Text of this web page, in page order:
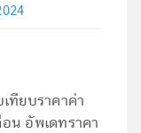
ทียบราคาค่า
อน อัพเดทราคา